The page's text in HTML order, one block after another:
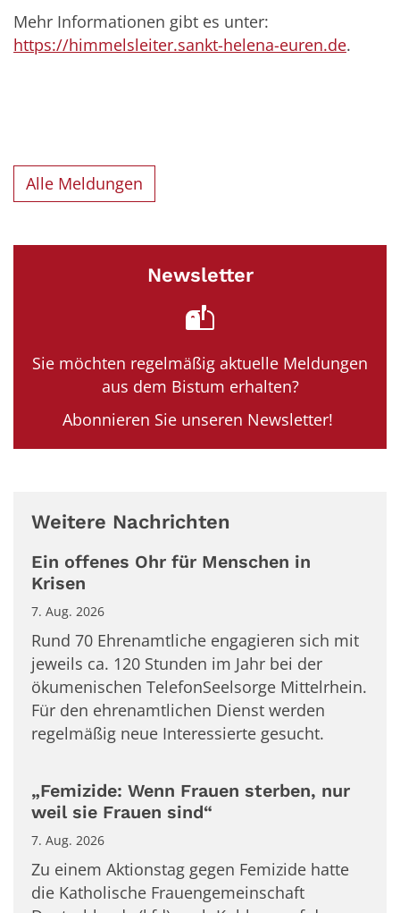
Mehr Informationen gibt es unter:
https://himmelsleiter.sankt-helena-euren.de.
Alle Meldungen
Newsletter
Sie möchten regelmäßig aktuelle Meldungen
aus dem Bistum erhalten?
Abonnieren Sie unseren Newsletter!
Weitere Nachrichten
Ein offenes Ohr für Menschen in
Krisen
7. Aug. 2026
Rund 70 Ehrenamtliche engagieren sich mit
jeweils ca. 120 Stunden im Jahr bei der
ökumenischen TelefonSeelsorge Mittelrhein.
Für den ehrenamtlichen Dienst werden
regelmäßig neue Interessierte gesucht.
„Femizide: Wenn Frauen sterben, nur
weil sie Frauen sind“
7. Aug. 2026
Zu einem Aktionstag gegen Femizide hatte
die Katholische Frauengemeinschaft